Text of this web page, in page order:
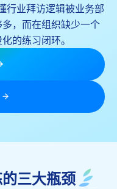
行业拜访逻辑被业务部
，而在组织缺少一个
的练习闭环。
三大瓶颈